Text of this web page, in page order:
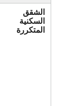
الشقق
السكنية
المتكررة